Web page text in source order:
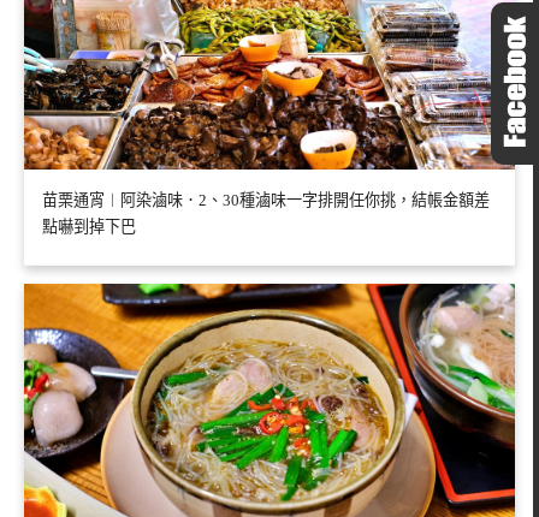
苗栗通宵︱阿染滷味．2、30種滷味一字排開任你挑，結帳金額差
點嚇到掉下巴